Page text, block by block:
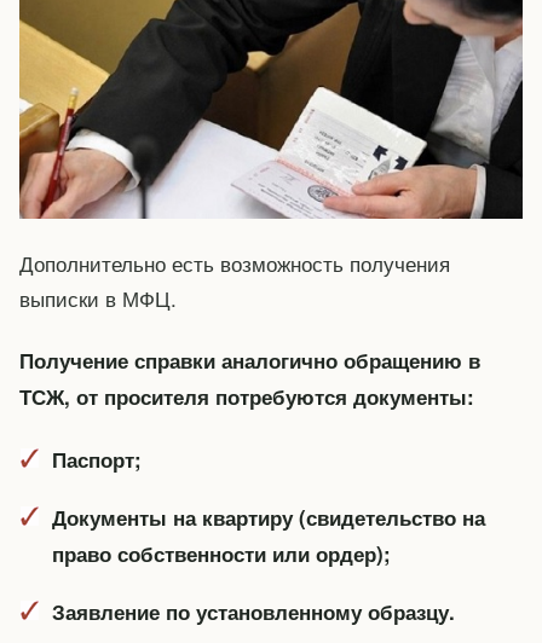
Дополнительно есть возможность получения
выписки в МФЦ.
Получение справки аналогично обращению в
ТСЖ, от просителя потребуются документы:
Паспорт;
Документы на квартиру (свидетельство на
право собственности или ордер);
Заявление по установленному образцу.